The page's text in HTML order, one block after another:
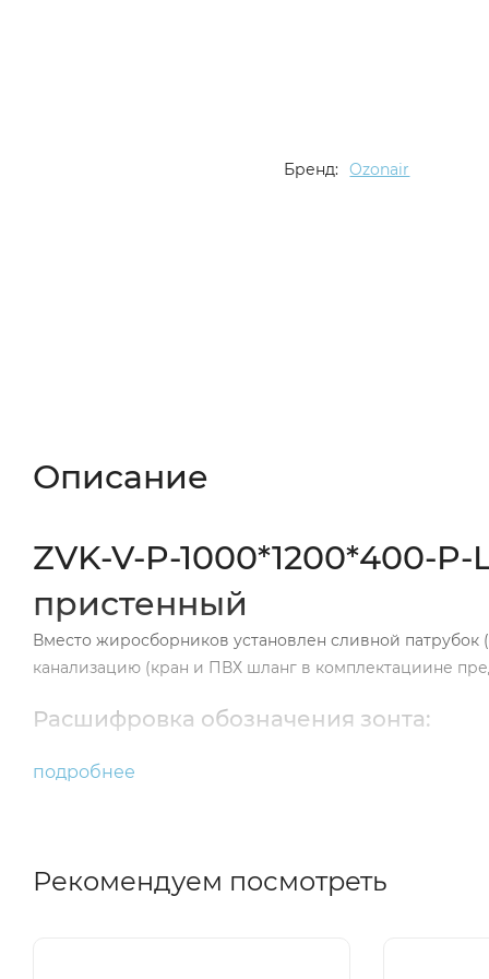
Бренд: Ozonair
Описание
ZVK-V-P-1000*1200*400-
пристенный
Вместо жиросборников установлен сливной
канализацию (кран и ПВХ шланг в комплектациине
Расшифровка обозначения зонта:
ZVK – наименование зонта вытяжного кухонного;
подробнее
Рекомендуем посмотреть